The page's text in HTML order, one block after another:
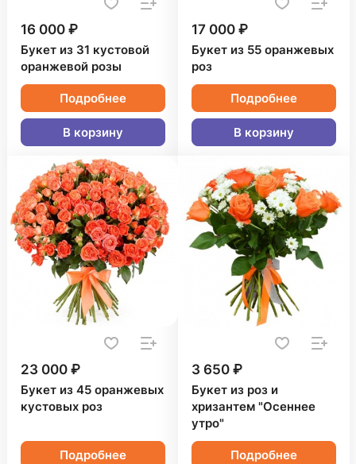
16 000 ₽
Букет из 31 кустовой
оранжевой розы
Подробнее
В корзину
17 000 ₽
Букет из 55 оранжевых
роз
Подробнее
В корзину
23 000 ₽
Букет из 45 оранжевых
кустовых роз
Подробнее
3 650 ₽
Букет из роз и
хризантем "Осеннее
утро"
Подробнее